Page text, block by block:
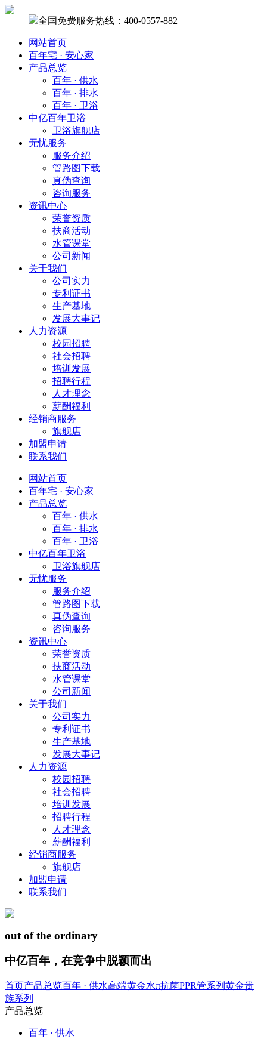
全国免费服务热线：400-0557-882
网站首页
百年宅 · 安心家
产品总览
百年 · 供水
百年 · 排水
百年 · 卫浴
中亿百年卫浴
卫浴旗舰店
无忧服务
服务介绍
管路图下载
真伪查询
咨询服务
资讯中心
荣誉资质
扶商活动
水管课堂
公司新闻
关于我们
公司实力
专利证书
生产基地
发展大事记
人力资源
校园招聘
社会招聘
培训发展
招聘行程
人才理念
薪酬福利
经销商服务
旗舰店
加盟申请
联系我们
网站首页
百年宅 · 安心家
产品总览
百年 · 供水
百年 · 排水
百年 · 卫浴
中亿百年卫浴
卫浴旗舰店
无忧服务
服务介绍
管路图下载
真伪查询
咨询服务
资讯中心
荣誉资质
扶商活动
水管课堂
公司新闻
关于我们
公司实力
专利证书
生产基地
发展大事记
人力资源
校园招聘
社会招聘
培训发展
招聘行程
人才理念
薪酬福利
经销商服务
旗舰店
加盟申请
联系我们
out of the ordinary
中亿百年，在竞争中脱颖而出
首页产品总览百年 · 供水高端黄金水π抗菌PPR管系列 黄金贵
族系列
产品总览
百年 · 供水